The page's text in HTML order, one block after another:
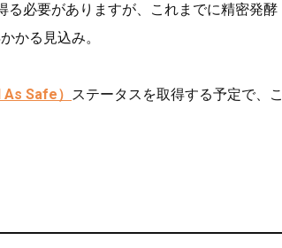
る必要がありますが、これまでに精密発酵
かる見込み。
Safe） ステータスを取得する予定で、こ